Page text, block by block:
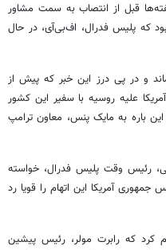
قبل از انتصاب به سمت مشاور
که پلیس فدرال، اف‌بی‌آی، در حال
و در پی درز این خبر که پیش از
علیه روسیه با سفیر این کشور
باره به مایک پنس، معاون ترامپ
رئیس وقت پلیس فدرال، خواسته
جمهوری آمریکا این اتهام را قویا رد
کرد که رابرت مولر، رئیس پیشین